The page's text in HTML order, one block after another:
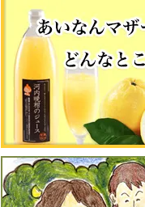
2026.5.11 「河
はるか・河内晩柑
2026.5.11 「完
2026.4.13 数量
りわずか！
2026.3.26 「河
７年）ご注文しな